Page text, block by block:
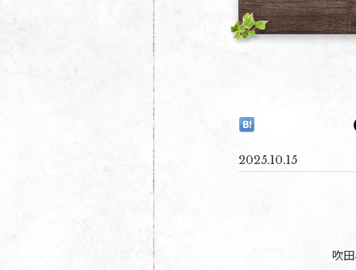
2025.10.15
吹